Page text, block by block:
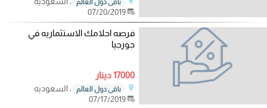
07/20/2019
فرصه احلامك الاستثماريه في
جورجيا
17000 دينار
باقي دول العالم
، السعوديه
07/17/2019